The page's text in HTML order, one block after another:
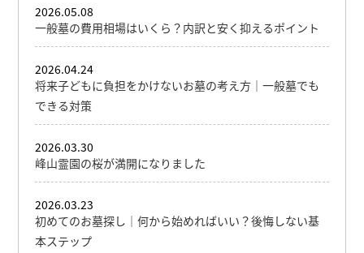
一般墓の費用相場はいくら？内訳と安く抑えるポイント
2026.05.08
将来子どもに負担をかけないお墓の考え方｜一般墓でも
できる対策
2026.04.24
峰山霊園の桜が満開になりました
2026.03.30
初めてのお墓探し｜何から始めればいい？後悔しない基
本ステップ
2026.03.23